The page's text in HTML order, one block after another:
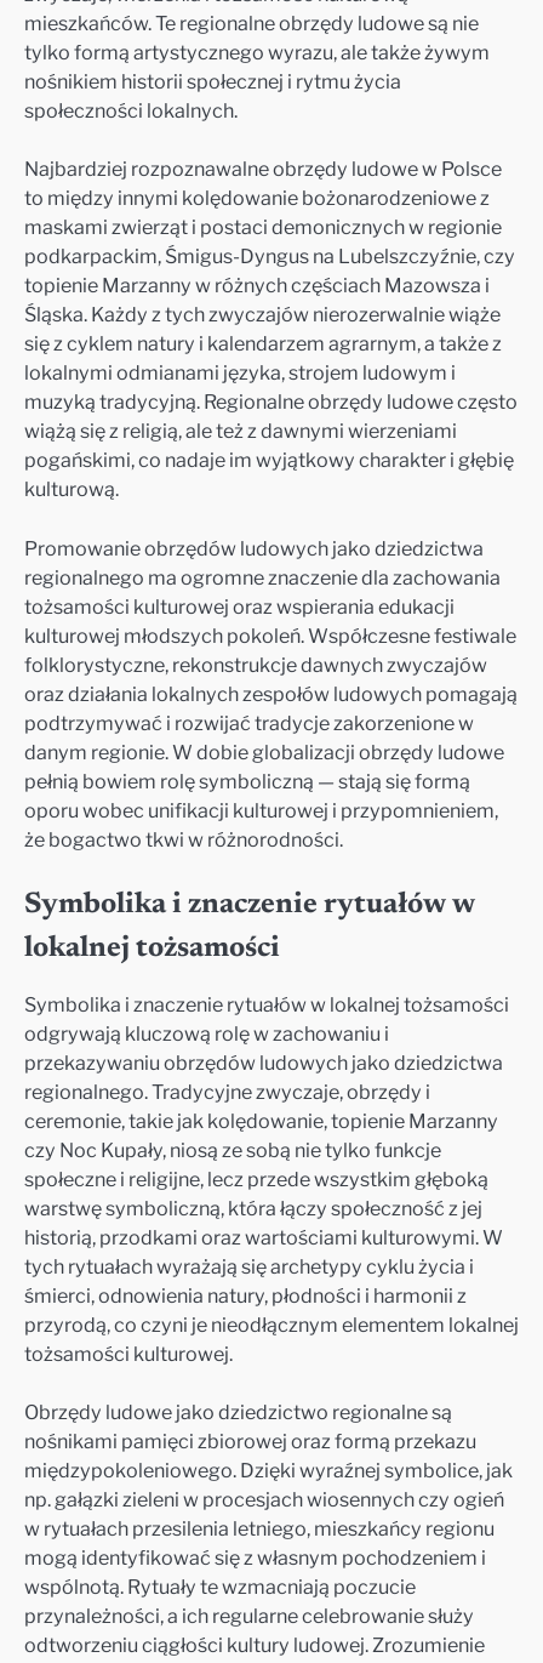
mieszkańców. Te regionalne obrzędy ludowe są nie
tylko formą artystycznego wyrazu, ale także żywym
nośnikiem historii społecznej i rytmu życia
społeczności lokalnych.
Najbardziej rozpoznawalne obrzędy ludowe w Polsce
to między innymi kolędowanie bożonarodzeniowe z
maskami zwierząt i postaci demonicznych w regionie
podkarpackim, Śmigus-Dyngus na Lubelszczyźnie, czy
topienie Marzanny w różnych częściach Mazowsza i
Śląska. Każdy z tych zwyczajów nierozerwalnie wiąże
się z cyklem natury i kalendarzem agrarnym, a także z
lokalnymi odmianami języka, strojem ludowym i
muzyką tradycyjną. Regionalne obrzędy ludowe często
wiążą się z religią, ale też z dawnymi wierzeniami
pogańskimi, co nadaje im wyjątkowy charakter i głębię
kulturową.
Promowanie obrzędów ludowych jako dziedzictwa
regionalnego ma ogromne znaczenie dla zachowania
tożsamości kulturowej oraz wspierania edukacji
kulturowej młodszych pokoleń. Współczesne festiwale
folklorystyczne, rekonstrukcje dawnych zwyczajów
oraz działania lokalnych zespołów ludowych pomagają
podtrzymywać i rozwijać tradycje zakorzenione w
danym regionie. W dobie globalizacji obrzędy ludowe
pełnią bowiem rolę symboliczną — stają się formą
oporu wobec unifikacji kulturowej i przypomnieniem,
że bogactwo tkwi w różnorodności.
Symbolika i znaczenie rytuałów w
lokalnej tożsamości
Symbolika i znaczenie rytuałów w lokalnej tożsamości
odgrywają kluczową rolę w zachowaniu i
przekazywaniu obrzędów ludowych jako dziedzictwa
regionalnego. Tradycyjne zwyczaje, obrzędy i
ceremonie, takie jak kolędowanie, topienie Marzanny
czy Noc Kupały, niosą ze sobą nie tylko funkcje
społeczne i religijne, lecz przede wszystkim głęboką
warstwę symboliczną, która łączy społeczność z jej
historią, przodkami oraz wartościami kulturowymi. W
tych rytuałach wyrażają się archetypy cyklu życia i
śmierci, odnowienia natury, płodności i harmonii z
przyrodą, co czyni je nieodłącznym elementem lokalnej
tożsamości kulturowej.
Obrzędy ludowe jako dziedzictwo regionalne są
nośnikami pamięci zbiorowej oraz formą przekazu
międzypokoleniowego. Dzięki wyraźnej symbolice, jak
np. gałązki zieleni w procesjach wiosennych czy ogień
w rytuałach przesilenia letniego, mieszkańcy regionu
mogą identyfikować się z własnym pochodzeniem i
wspólnotą. Rytuały te wzmacniają poczucie
przynależności, a ich regularne celebrowanie służy
odtworzeniu ciągłości kultury ludowej. Zrozumienie